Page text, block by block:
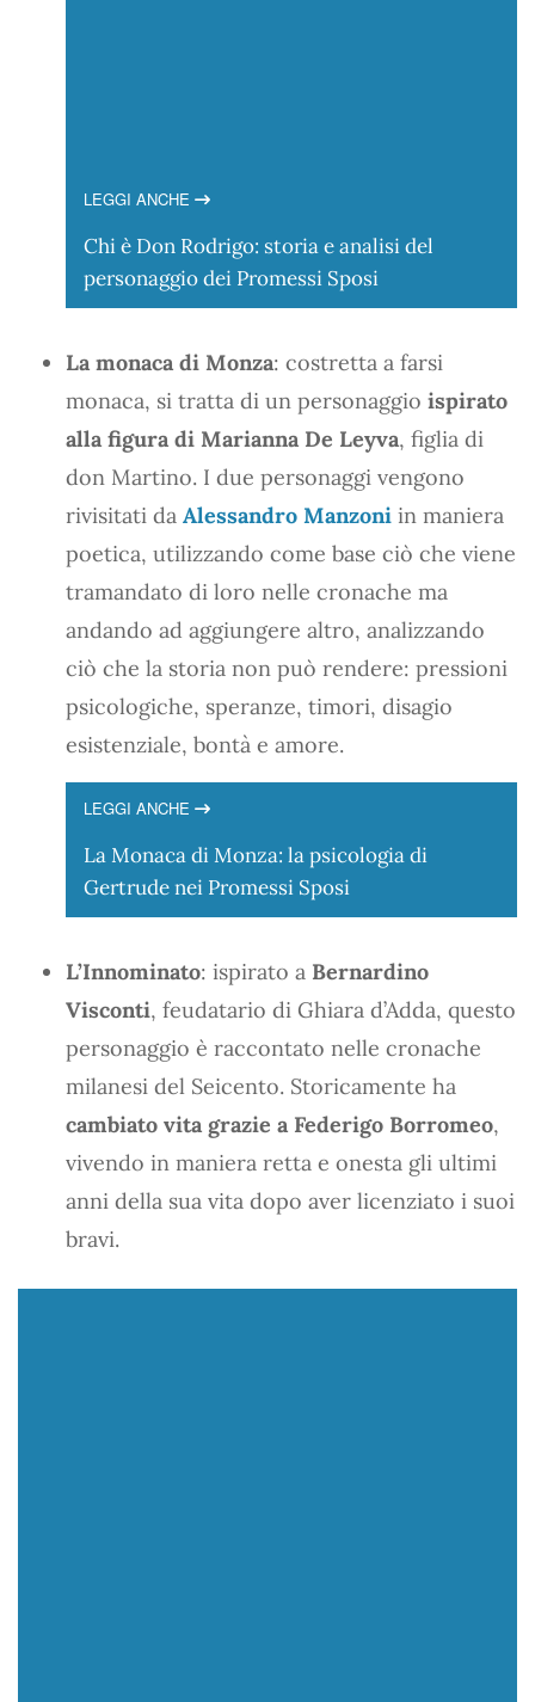
LEGGI ANCHE
Chi è Don Rodrigo: storia e analisi del
personaggio dei Promessi Sposi
La monaca di Monza: costretta a farsi
monaca, si tratta di un personaggio ispirato
alla figura di Marianna De Leyva, figlia di
don Martino. I due personaggi vengono
rivisitati da Alessandro Manzoni in maniera
poetica, utilizzando come base ciò che viene
tramandato di loro nelle cronache ma
andando ad aggiungere altro, analizzando
ciò che la storia non può rendere: pressioni
psicologiche, speranze, timori, disagio
esistenziale, bontà e amore.
LEGGI ANCHE
La Monaca di Monza: la psicologia di
Gertrude nei Promessi Sposi
L’Innominato: ispirato a Bernardino
Visconti, feudatario di Ghiara d’Adda, questo
personaggio è raccontato nelle cronache
milanesi del Seicento. Storicamente ha
cambiato vita grazie a Federigo Borromeo,
vivendo in maniera retta e onesta gli ultimi
anni della sua vita dopo aver licenziato i suoi
bravi.